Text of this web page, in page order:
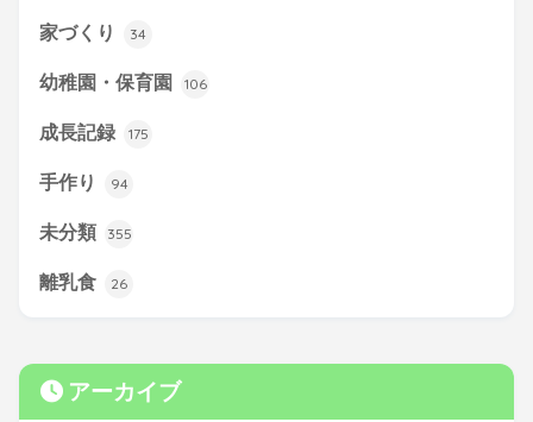
家づくり 34
幼稚園・保育園 106
成長記録 175
手作り 94
未分類 355
離乳食 26
アーカイブ